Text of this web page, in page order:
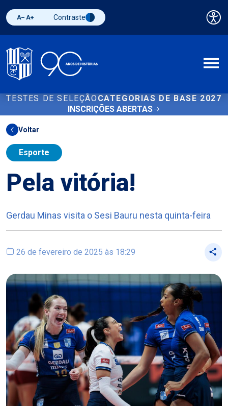
Diminuir fonte
Aumentar fonteAlternar contraste
Contraste
TESTES DE SELEÇÃO CATEGORIAS DE BASE 2027
INSCRIÇÕES ABERTAS
Voltar
Esporte
Pela vitória!
Gerdau Minas visita o Sesi Bauru nesta quinta-feira
26 de fevereiro de 2025 às 18:29